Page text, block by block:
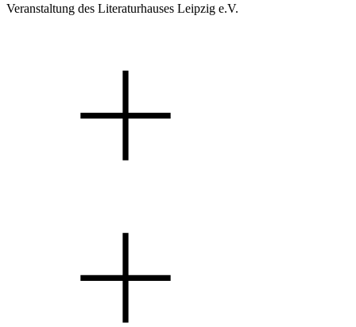
Veranstaltung des Literaturhauses Leipzig e.V.